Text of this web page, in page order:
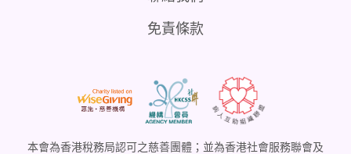
免責條款
本會為香港稅務局認可之慈善團體；並為香港社會服務聯會及